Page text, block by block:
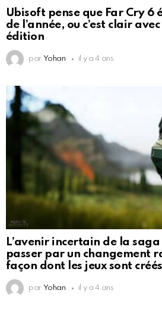
Ubisoft pense que Far Cry 6
de l’année, ou c’est clair
édition
par Yohan il y a 4 ans
L’avenir incertain de la
passer par un changement
façon dont les jeux sont créés
par Yohan il y a 4 ans